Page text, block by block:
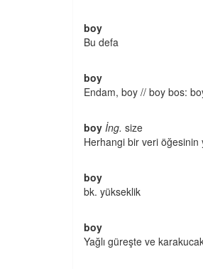
boy
Bu defa
boy
Endam, boy // boy bos:
boy İng. size
Herhangi bir veri öğesinin
boy
bk. yükseklik
boy
Yağlı güreşte ve